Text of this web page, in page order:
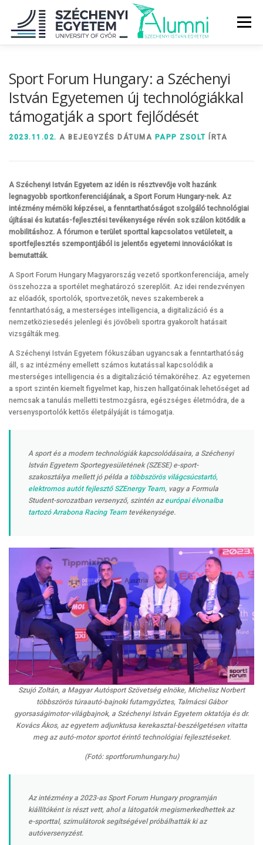
tartalomhoz
Menü
DIPLOMAÁTADÓ DIPLOMÁN TÚL
Sport Forum Hungary: a Széchenyi
István Egyetemen új technológiákkal
támogatják a sport fejlődését
2023.11.02. A BEJEGYZÉS DÁTUMA PAPP ZSOLT ÍRTA
A Széchenyi István Egyetem az idén is résztvevője volt hazánk
legnagyobb sportkonferenciájának, a Sport Forum Hungary-nek. Az
intézmény mérnöki képzései, a fenntarthatóságot szolgáló technológiai
újításai és kutatás-fejlesztési tevékenysége révén sok szálon kötődik a
mobilitáshoz. A fórumon e terület sporttal kapcsolatos vetületeit, a
sportfejlesztés szempontjából is jelentős egyetemi innovációkat is
bemutatták.
A Sport Forum Hungary Magyarország vezető sportkonferenciája, amely
összehozza a sportélet meghatározó szereplőit. Az idei rendezvényen
az előadók, sportolók, sportvezetők, neves szakemberek a
fenntarthatóság, a mesterséges intelligencia, a digitalizáció és a
nemzetköziesedés jelenlegi és jövőbeli sportra gyakorolt hatásait
vizsgálták meg.
A Széchenyi István Egyetem fókuszában ugyancsak a fenntarthatóság
áll, s az intézmény emellett számos kutatással kapcsolódik a
mesterséges intelligencia és a digitalizáció témaköréhez. Az egyetemen
a sport szintén kiemelt figyelmet kap, hiszen hallgatóinak lehetőséget ad
nemcsak a tanulás melletti testmozgásra, egészséges életmódra, de a
versenysportolók kettős életpályáját is támogatja.
A sport és a modern technológiák kapcsolódásaira, a Széchenyi
István Egyetem Sportegyesületének (SZESE) e-sport-
szakosztálya mellett jó példa a többszörös világcsúcstartó,
elektromos autót fejlesztő SZEnergy Team, vagy a Formula
Student-sorozatban versenyző, szintén az európai élvonalba
tartozó Arrabona Racing Team tevékenysége.
Szujó Zoltán, a Magyar Autósport Szövetség elnöke, Michelisz Norbert
többszörös túraautó-bajnoki futamgyőztes, Talmácsi Gábor
gyorsaságimotor-világbajnok, a Széchenyi István Egyetem oktatója és dr.
Kovács Ákos, az egyetem adjunktusa kerekasztal-beszélgetésen vitatta
meg az autó-motor sportot érintő technológiai fejlesztéseket.
(Fotó: sportforumhungary.hu)
Az intézmény a 2023-as Sport Forum Hungary programján
kiállítóként is részt vett, ahol a látogatók megismerkedhettek az
e-sporttal, szimulátorok segítségével próbálhatták ki az
autóversenyzést.